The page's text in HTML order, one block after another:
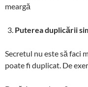
meargă
Puterea duplicării
Secretul nu este să faci
poate fi duplicat. De